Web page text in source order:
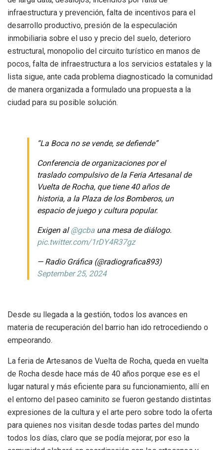
infraestructura y prevención, falta de incentivos para el
desarrollo productivo, presión de la especulación
inmobiliaria sobre el uso y precio del suelo, deterioro
estructural, monopolio del circuito turístico en manos de
pocos, falta de infraestructura a los servicios estatales y la
lista sigue, ante cada problema diagnosticado la comunidad
de manera organizada a formulado una propuesta a la
ciudad para su posible solución.
“La Boca no se vende, se defiende”
Conferencia de organizaciones por el
traslado compulsivo de la Feria Artesanal de
Vuelta de Rocha, que tiene 40 años de
historia, a la Plaza de los Bomberos, un
espacio de juego y cultura popular.
Exigen al@gcba una mesa de diálogo.
pic.twitter.com/1rDY4R37gz
— Radio Gráfica (@radiografica893)
September 25, 2024
Desde su llegada a la gestión, todos los avances en
materia de recuperación del barrio han ido retrocediendo o
empeorando.
La feria de Artesanos de Vuelta de Rocha, queda en vuelta
de Rocha desde hace más de 40 años porque ese es el
lugar natural y más eficiente para su funcionamiento, allí en
el entorno del paseo caminito se fueron gestando distintas
expresiones de la cultura y el arte pero sobre todo la oferta
para quienes nos visitan desde todas partes del mundo
todos los días, claro que se podía mejorar, por eso la